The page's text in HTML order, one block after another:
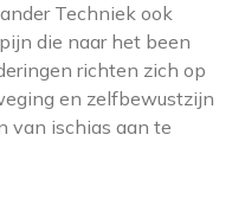
Techniek ook
die naar het been
richten zich op
en zelfbewustzijn
van ischias aan te